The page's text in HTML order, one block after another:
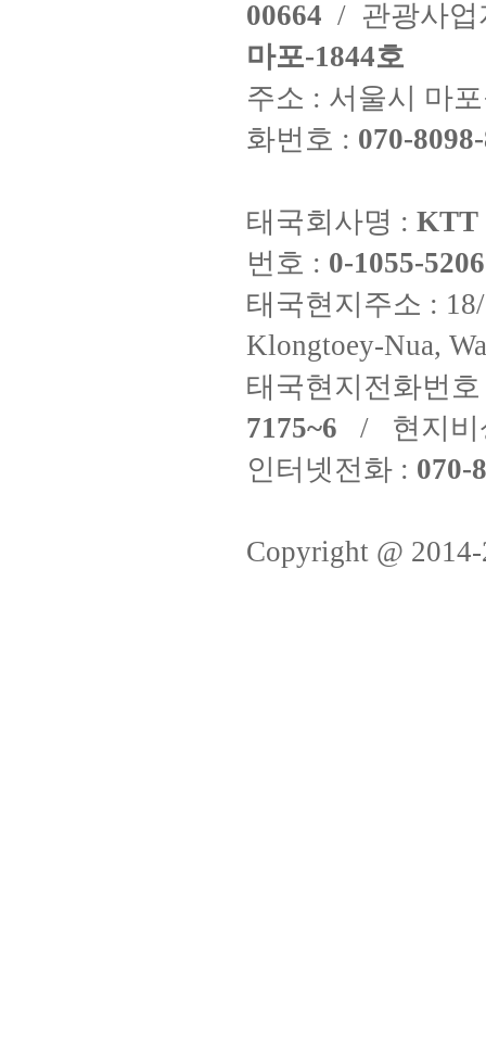
00664 / 관광사
마포-1844호
주소 : 서울시 마
화번호 : 070-
태국회사명 : KTT
번호 : 0-1055-
태국현지주소 :
Klongtoey-Nua,
태국현지전화번
7175~6 / 현지비
인터넷전화 : 070-
Copyright @